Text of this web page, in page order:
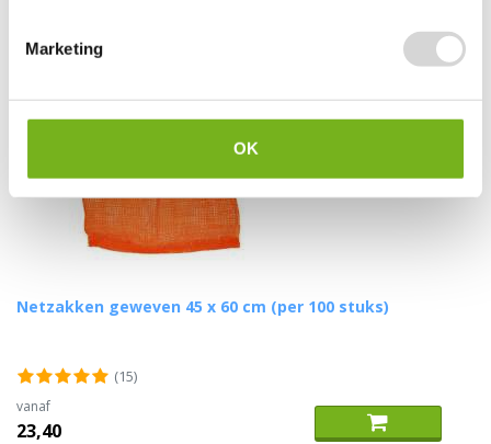
Marketing
OK
Netzakken geweven 45 x 60 cm (per 100 stuks)
(15)
vanaf
23,40